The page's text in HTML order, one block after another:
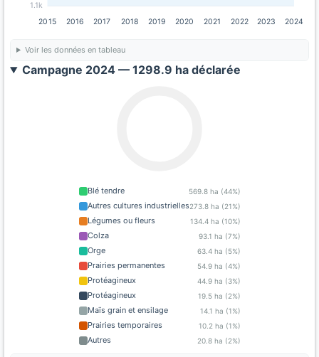
1.1k
2015 2016 2017 2018 2019 2020 2021 2022 2023 2024
Voir les données en tableau
Campagne 2024 — 1298.9 ha déclarée
Blé tendre 569.8 ha (44%)
Autres cultures industrielles273.8 ha (21%)
Légumes ou fleurs 134.4 ha (10%)
Colza 93.1 ha (7%)
Orge 63.4 ha (5%)
Prairies permanentes 54.9 ha (4%)
Protéagineux 44.9 ha (3%)
Protéagineux 19.5 ha (2%)
Maïs grain et ensilage 14.1 ha (1%)
Prairies temporaires 10.2 ha (1%)
Autres 20.8 ha (2%)